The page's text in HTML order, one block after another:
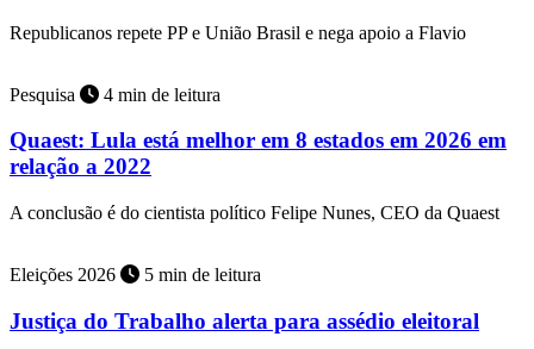
Republicanos repete PP e União Brasil e nega apoio a Flavio
Pesquisa 4 min de leitura
Quaest: Lula está melhor em 8 estados em 2026 em
relação a 2022
A conclusão é do cientista político Felipe Nunes, CEO da Quaest
Eleições 2026 5 min de leitura
Justiça do Trabalho alerta para assédio eleitoral